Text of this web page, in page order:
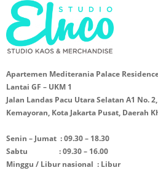
Apartemen Mediterania Palace
Lantai GF – UKM 1
Jalan Landas Pacu Utara Selatan A1 No.
Kemayoran, Kota Jakarta Pusat, Daerah
Senin – Jumat : 09.30 – 18.30
Sabtu : 09.30 – 16.00
Minggu / Libur nasional : Libur